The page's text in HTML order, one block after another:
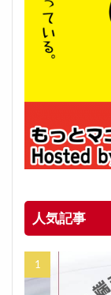
人気記事